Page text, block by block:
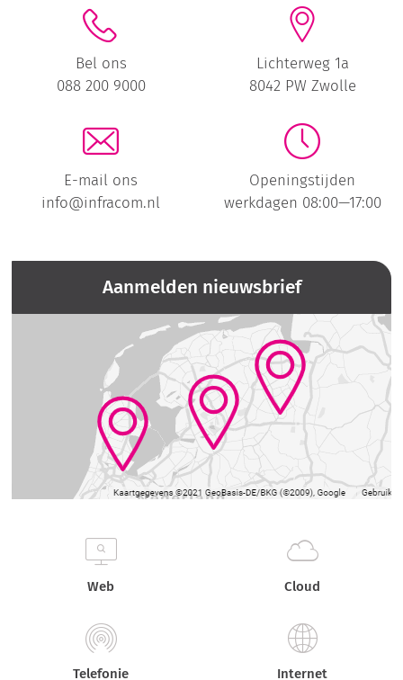
Bel ons
088 200 9000
Lichterweg 1a
8042 PW Zwolle
E-mail ons
info@infracom.nl
Openingstijden
werkdagen 08:00—17:00
Aanmelden nieuwsbrief
Web Cloud
Telefonie Internet